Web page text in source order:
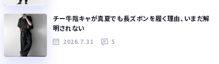
チー牛陰キャが真夏でも長ズボンを履く理由、いまだ解
明されない
2026.7.31 5